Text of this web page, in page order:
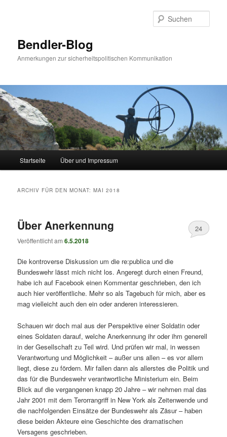
Bendler-Blog
Anmerkungen zur sicherheitspolitischen Kommunikation
Startseite Über und Impressum
ARCHIV FÜR DEN MONAT:MAI 2018
Über Anerkennung
Veröffentlicht am6.5.2018
24
Die kontroverse Diskussion um die re:publica und die
Bundeswehr lässt mich nicht los. Angeregt durch einen Freund,
habe ich auf Facebook einen Kommentar geschrieben, den ich
auch hier veröffentliche. Mehr so als Tagebuch für mich, aber es
mag vielleicht auch den ein oder anderen interessieren.
Schauen wir doch mal aus der Perspektive einer Soldatin oder
eines Soldaten darauf, welche Anerkennung ihr oder ihm generell
in der Gesellschaft zu Teil wird. Und prüfen wir mal, in wessen
Verantwortung und Möglichkeit – außer uns allen – es vor allem
liegt, diese zu fördern. Mir fallen dann als allerstes die Politik und
das für die Bundeswehr verantwortliche Ministerium ein. Beim
Blick auf die vergangenen knapp 20 Jahre – wir nehmen mal das
Jahr 2001 mit dem Terorrangriff in New York als Zeitenwende und
die nachfolgenden Einsätze der Bundeswehr als Zäsur – haben
diese beiden Akteure eine Geschichte des dramatischen
Versagens geschrieben.